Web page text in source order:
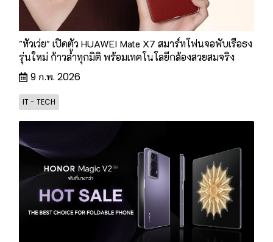
"หัวเว่ย" เปิดตัว HUAWEI Mate X7 สมาร์ทโฟนจอพับเรือธง
รุ่นใหม่ ก้าวล้ำทุกมิติ พร้อมเทคโนโลยีกล้องสวยสมจริง
9 ก.พ. 2026
IT - TECH